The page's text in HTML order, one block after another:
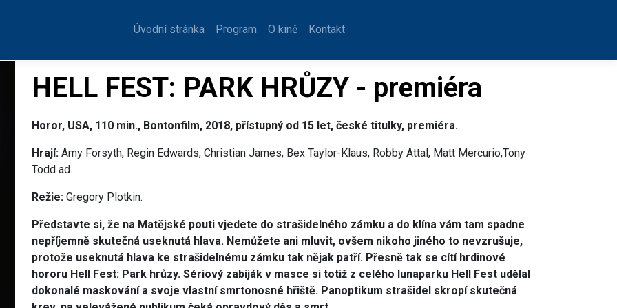
Úvodní stránka Program O kině Kontakt
premiéra
HELL FEST: PARK HRŮZY - premiéra
Horor, USA, 110 min., Bontonfilm, 2018, přístupný od 15 let, české titulky, premiéra.
Hrají: Amy Forsyth, Regin Edwards, Christian James, Bex Taylor-Klaus, Robby Attal, Matt Mercurio,Tony
Todd ad.
Režie: Gregory Plotkin.
Představte si, že na Matějské pouti vjedete do strašidelného zámku a do klína vám tam spadne
nepříjemně skutečná useknutá hlava. Nemůžete ani mluvit, ovšem nikoho jiného to nevzrušuje,
protože useknutá hlava ke strašidelnému zámku tak nějak patří. Přesně tak se cítí hrdinové
hororu Hell Fest: Park hrůzy. Sériový zabiják v masce si totiž z celého lunaparku Hell Fest udělal
dokonalé maskování a svoje vlastní smrtonosné hřiště. Panoptikum strašidel skropí skutečná